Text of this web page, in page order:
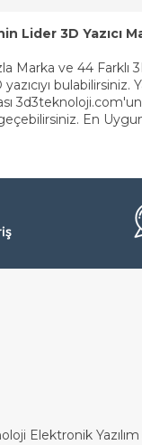
Lider 3D Yazıcı
Marka ve 44 Farklı
bulabilirsiniz.
En
Elektronik